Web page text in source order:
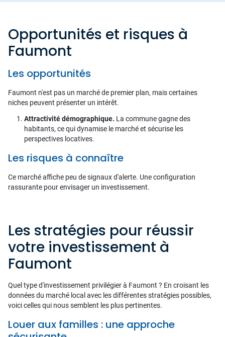
Opportunités et risques à
Faumont
Les opportunités
Faumont n'est pas un marché de premier plan, mais certaines
niches peuvent présenter un intérêt.
Attractivité démographique. La commune gagne des
habitants, ce qui dynamise le marché et sécurise les
perspectives locatives.
Les risques à connaître
Ce marché affiche peu de signaux d'alerte. Une configuration
rassurante pour envisager un investissement.
Les stratégies pour réussir
votre investissement à
Faumont
Quel type d'investissement privilégier à Faumont ? En croisant les
données du marché local avec les différentes stratégies possibles,
voici celles qui nous semblent les plus pertinentes.
Louer aux familles : une approche